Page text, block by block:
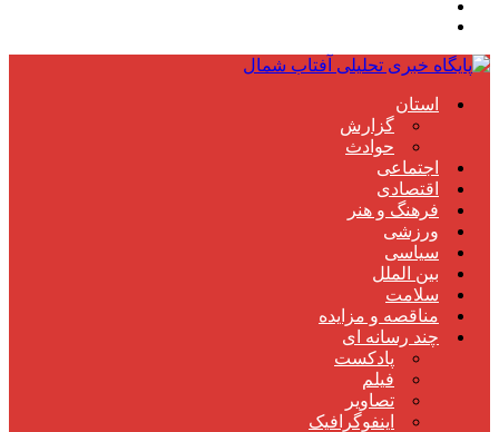
استان
گزارش
حوادث
اجتماعی
اقتصادی
فرهنگ و هنر
ورزشی
سیاسی
بین الملل
سلامت
مناقصه و مزایده
چند رسانه ای
پادکست
فیلم
تصاویر
اینفوگرافیک